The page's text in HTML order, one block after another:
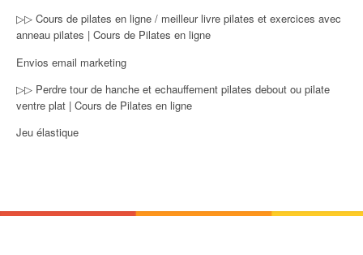
▷▷ Cours de pilates en ligne / meilleur livre pilates et exercices avec
anneau pilates | Cours de Pilates en ligne
Envios email marketing
▷▷ Perdre tour de hanche et echauffement pilates debout ou pilate
ventre plat | Cours de Pilates en ligne
Jeu élastique